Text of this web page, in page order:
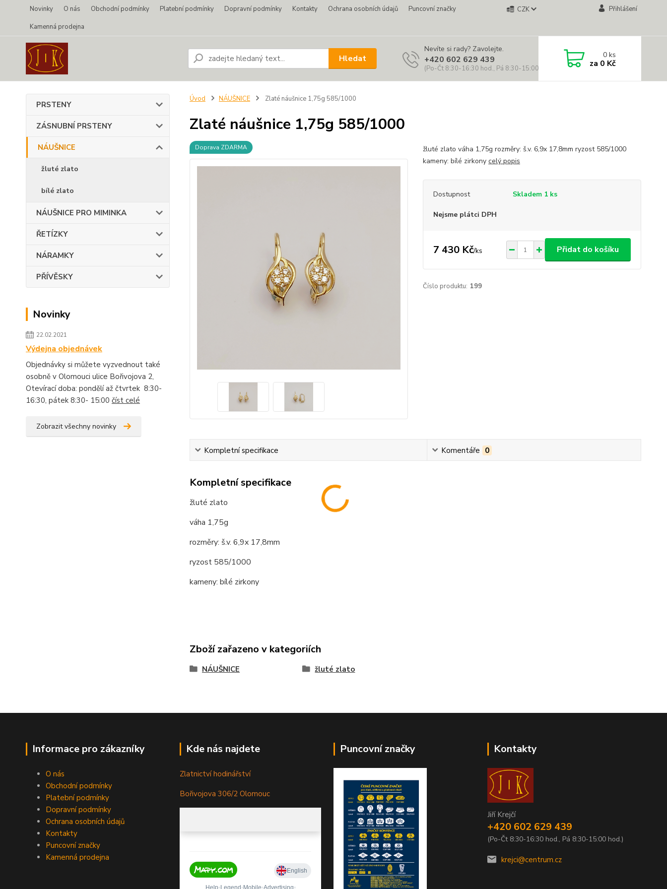
Novinky O nás Obchodní podmínky Platební podmínky Dopravní podmínky Kontakty Ochrana osobních údajů
Puncovní značky
Kamenná prodejna
CZK Přihlášení
Hledat
Nevíte si rady? Zavolejte.
+420 602 629 439
(Po-Čt 8:30-16:30 hod., Pá 8:30-15:00 hod.)
0ks
za 0 Kč
PRSTENY
ZÁSNUBNÍ PRSTENY
NÁUŠNICE
žluté zlato
bílé zlato
NÁUŠNICE PRO MIMINKA
ŘETÍZKY
NÁRAMKY
PŘÍVĚSKY
Novinky
22.02.2021
Výdejna objednávek
Objednávky si můžete vyzvednout také
osobně v Olomouci ulice Bořivojova 2,
Otevírací doba: pondělí až čtvrtek 8:30-
16:30, pátek 8:30- 15:00 číst celé
Zobrazit všechny novinky
Úvod NÁUŠNICE Zlaté náušnice 1,75g 585/1000
Zlaté náušnice 1,75g 585/1000
Doprava ZDARMA
žluté zlato váha 1,75g rozměry: š.v. 6,9x 17,8mm ryzost 585/1000
kameny: bílé zirkony celý popis
Dostupnost Skladem 1 ks
Nejsme plátci DPH
7 430 Kč/ks Přidat do košíku
Číslo produktu: 199
Kompletní specifikace Komentáře 0
Kompletní specifikace
žluté zlato
váha 1,75g
rozměry: š.v. 6,9x 17,8mm
ryzost 585/1000
kameny: bílé zirkony
Zboží zařazeno v kategoriích
NÁUŠNICE žluté zlato
Informace pro zákazníky
O nás
Obchodní podmínky
Platební podmínky
Dopravní podmínky
Ochrana osobních údajů
Kontakty
Puncovní značky
Kamenná prodejna
Kde nás najdete
Zlatnictví hodinářství
Bořivojova 306/2 Olomouc
Puncovní značky Kontakty
Jiří Krejčí
+420 602 629 439
(Po-Čt 8:30-16:30 hod., Pá 8:30-15:00 hod.)
krejci@centrum.cz